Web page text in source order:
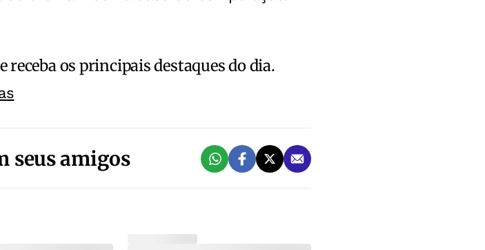
receba os principais destaques do dia.
seus amigos